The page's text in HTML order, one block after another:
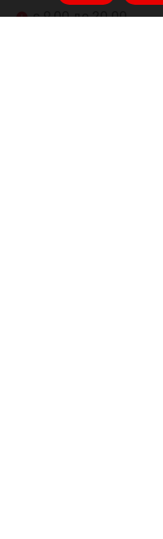
с 9.00 до 20.00